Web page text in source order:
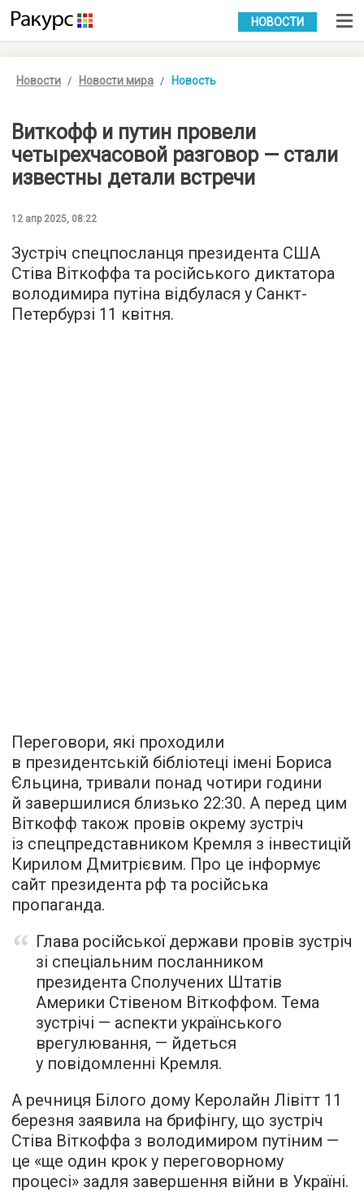
УКР РУС
НОВОСТИ
Новости Новости мира Новость
Виткофф и путин провели
четырехчасовой разговор — стали
известны детали встречи
12 апр 2025, 08:22
Зустріч спецпосланця президента США
Стіва Віткоффа та російського диктатора
володимира путіна відбулася у Санкт-
Петербурзі 11 квітня.
Переговори, які проходили
в президентській бібліотеці імені Бориса
Єльцина, тривали понад чотири години
й завершилися близько 22:30. А перед цим
Віткофф також провів окрему зустріч
із спецпредставником Кремля з інвестицій
Кирилом Дмитрієвим. Про це інформує
сайт президента рф та російська
пропаганда.
Глава російської держави провів зустріч
зі спеціальним посланником
президента Сполучених Штатів
Америки Стівеном Віткоффом. Тема
зустрічі — аспекти українського
врегулювання, — йдеться
у повiдомленнi Кремля.
А речниця Білого дому Керолайн Лівітт 11
березня заявила на брифінгу, що зустріч
Стіва Віткоффа з володимиром путіним —
це «ще один крок у переговорному
процесі» задля завершення війни в Україні.